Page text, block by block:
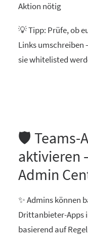
Aktion nötig
💡 Tipp: Prüfe, ob
Links umschreiben
sie whitelisted
🛡️ Teams-
aktivieren
Admin
✨ Admins können
Drittanbieter-Apps
basierend auf